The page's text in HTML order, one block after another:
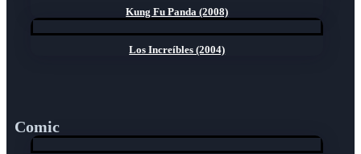
Kung Fu Panda (2008)
Los Increíbles (2004)
Comic